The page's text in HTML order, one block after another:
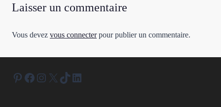
Laisser un commentaire
Vous devez vous connecterpour publier un commentaire.
Pinterest
Facebook
Instagram
X TikTokLinkedIn